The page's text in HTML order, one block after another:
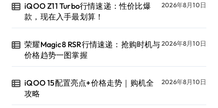
iQOO Z11 Turbo行情速递：性价比爆
款，现在入手最划算！
2026年8月10日
荣耀Magic8 RSR行情速递：抢购时机与
价格趋势一图掌握
2026年8月10日
iQOO 15配置亮点+价格走势｜购机全
攻略
2026年8月10日